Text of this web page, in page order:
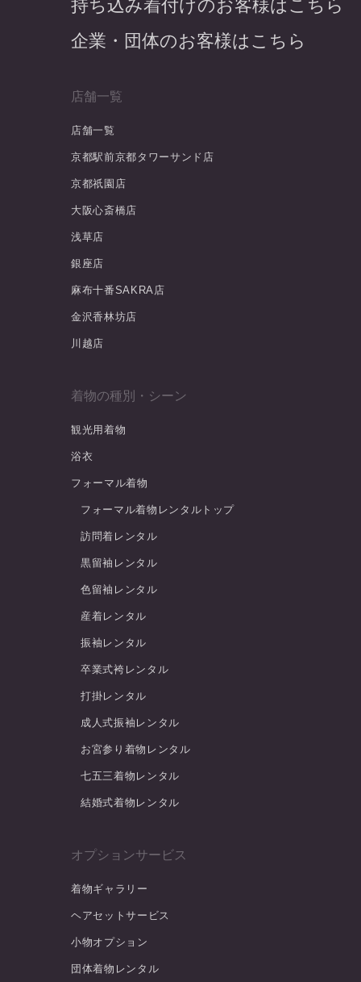
持ち込み着付けのお客様はこちら
企業・団体のお客様はこちら
店舗一覧
店舗一覧
京都駅前京都タワーサンド店
京都祇園店
大阪心斎橋店
浅草店
銀座店
麻布十番SAKRA店
金沢香林坊店
川越店
着物の種別・シーン
観光用着物
浴衣
フォーマル着物
フォーマル着物レンタルトップ
訪問着レンタル
黒留袖レンタル
色留袖レンタル
産着レンタル
振袖レンタル
卒業式袴レンタル
打掛レンタル
成人式振袖レンタル
お宮参り着物レンタル
七五三着物レンタル
結婚式着物レンタル
オプションサービス
着物ギャラリー
ヘアセットサービス
小物オプション
団体着物レンタル